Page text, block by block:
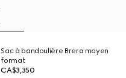
Sac à bandoulière Brera moyen
format
CA$3,350